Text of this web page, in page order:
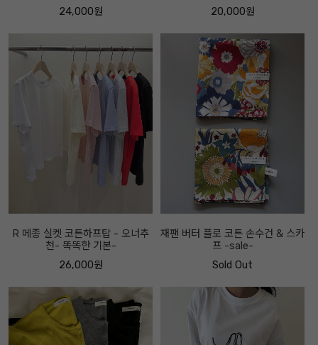
24,000원
20,000원
R 메종 실켓 코튼하프탑 - 오너추
천- 똑똑한 기본-
26,000원
재팬 버터 플로 코튼 손수건 & 스카
프 -sale-
Sold Out